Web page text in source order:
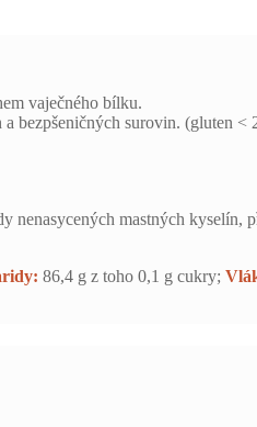
vaječného bílku.
bezpšeničných surovin. (gluten <
nenasycených mastných kyselín,
86,4 g z toho 0,1 g cukry;